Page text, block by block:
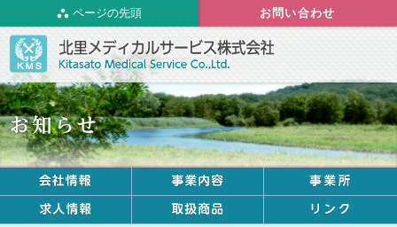
お問い合わせ
ページの先頭